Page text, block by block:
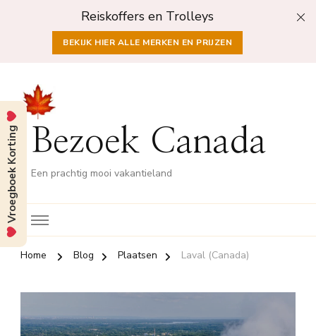
Reiskoffers en Trolleys
BEKIJK HIER ALLE MERKEN EN PRIJZEN
Bezoek Canada
Een prachtig mooi vakantieland
Home Blog Plaatsen Laval (Canada)
Vroegboek Korting